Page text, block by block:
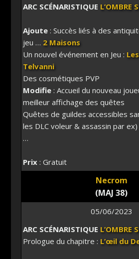
ARC SCÉNARISTIQUE L’OMBRE
Ajoute: Succès liés à des
jeu … 2 Maisons
Un nouvel événement en Jeu :
Telvanni
Des cosmétiques PVP
Modifie: Accueil du nouveau
meilleur affichage des quêtes
Quêtes de guildes accessibles
les DLC voleur & assassin par ex)
…
Prix: Gratuit
Necrom
(MAJ 38)
05/06/2023
ARC SCÉNARISTIQUE L’OMBRE
Prologue du chapitre : L’œil du